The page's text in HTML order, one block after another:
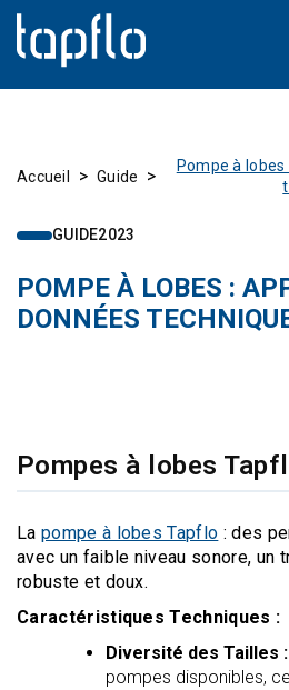
Accueil > Guide >
Pompe à
GUIDE2023
POMPE À LOBES :
DONNÉES
Pompes à lobes
La pompe à lobes Tapflo : des
avec un faible niveau sonore, un
robuste et doux.
Caractéristiques Techniques :
Diversité des Tailles :
pompes disponibles,